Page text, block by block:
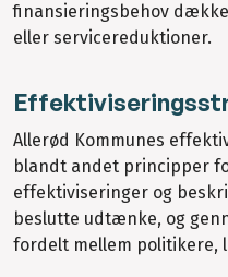
finansieringsbehov
eller servicereduktioner.
Allerød Kommunes
blandt andet principper
effektiviseringer og
beslutte udtænke, og
fordelt mellem politikere,